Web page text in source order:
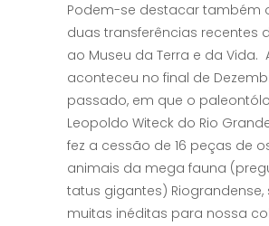
Podem-se destacar também
duas transferências recentes
ao Museu da Terra e da Vida.
aconteceu no final de
passado, em que o
Leopoldo Witeck do Rio
fez a cessão de 16 peças de
animais da mega fauna
tatus gigantes) Riograndense,
muitas inéditas para nossa